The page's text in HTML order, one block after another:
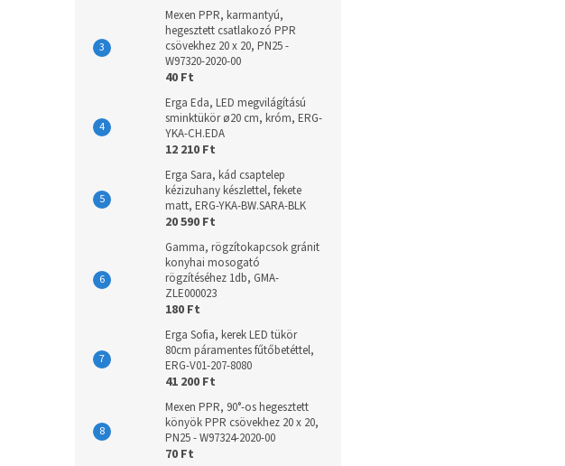
Mexen PPR, karmantyú,
hegesztett csatlakozó PPR
csövekhez 20 x 20, PN25 -
W97320-2020-00
40 Ft
Erga Eda, LED megvilágítású
sminktükör ø20 cm, króm, ERG-
YKA-CH.EDA
12 210 Ft
Erga Sara, kád csaptelep
kézizuhany készlettel, fekete
matt, ERG-YKA-BW.SARA-BLK
20 590 Ft
Gamma, rögzítokapcsok gránit
konyhai mosogató
rögzítéséhez 1db, GMA-
ZLE000023
180 Ft
Erga Sofia, kerek LED tükör
80cm páramentes fűtőbetéttel,
ERG-V01-207-8080
41 200 Ft
Mexen PPR, 90°-os hegesztett
könyök PPR csövekhez 20 x 20,
PN25 - W97324-2020-00
70 Ft